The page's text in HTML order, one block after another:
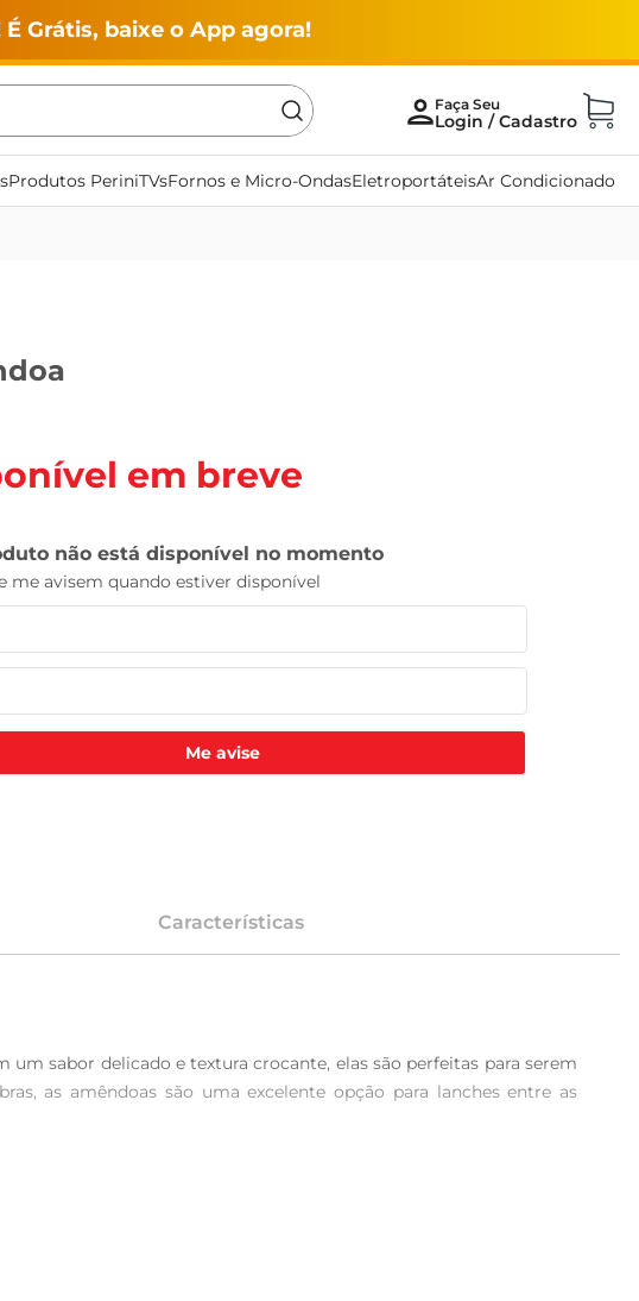
Grátis, baixe o App agora!
Produtos PeriniTVsFornos e Micro-OndasEletroportáteisAr Condicionado
em breve
Me avise
Características
sabor delicado e textura crocante, elas são perfeitas para serem
as amêndoas são uma excelente opção para lanches entre as
da pressão arterial. A inclusão de amêndoas na sua dieta